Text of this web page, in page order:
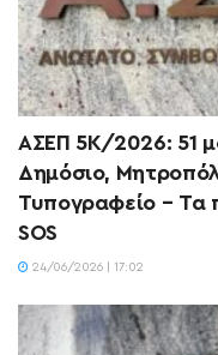
ΑΣΕΠ 5Κ/2026: 51
Δημόσιο,
Τυπογραφείο – Τα
SOS
24/06/2026 | 17:02